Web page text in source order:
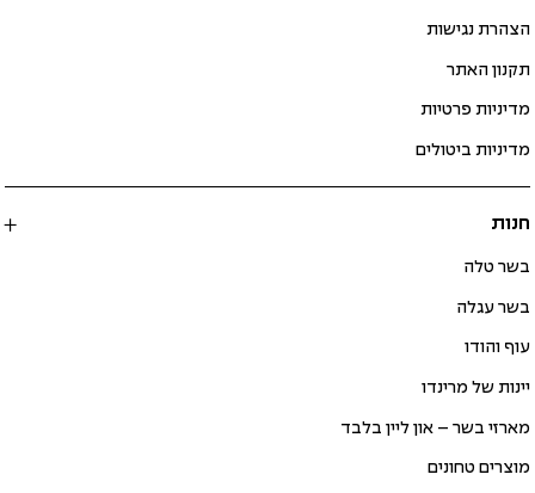
הצהרת נגישות
תקנון האתר
מדיניות פרטיות
מדיניות ביטולים
חנות
בשר טלה
בשר עגלה
עוף והודו
יינות של מרינדו
מארזי בשר – און ליין בלבד
מוצרים טחונים